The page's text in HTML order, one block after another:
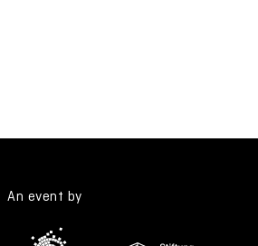
An event by